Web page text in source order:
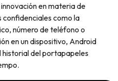
en materia de
confidenciales como la
número de teléfono o
en un dispositivo, Android
del portapapeles